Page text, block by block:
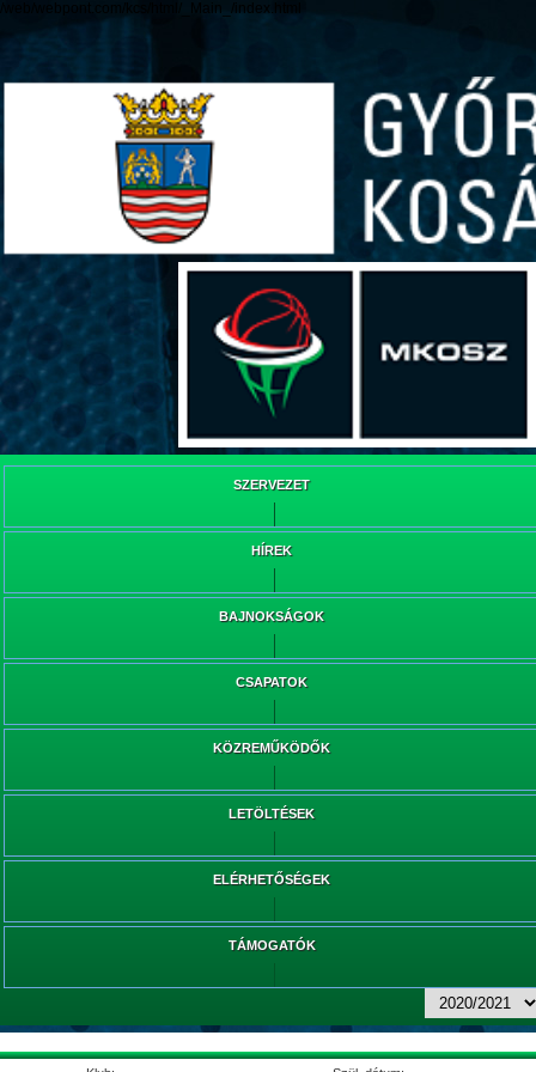
/web/webpont.com/kcs/html/_Main_/index.html
SZERVEZET
HÍREK
BAJNOKSÁGOK
CSAPATOK
KÖZREMŰKÖDŐK
LETÖLTÉSEK
ELÉRHETŐSÉGEK
TÁMOGATÓK